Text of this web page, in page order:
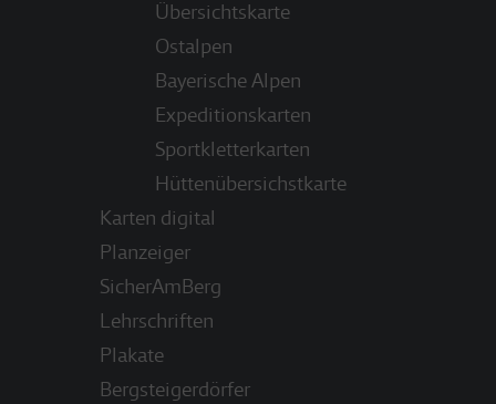
Übersichtskarte
Ostalpen
Bayerische Alpen
Expeditionskarten
Sportkletterkarten
Hüttenübersichstkarte
Karten digital
Planzeiger
SicherAmBerg
Lehrschriften
Plakate
Bergsteigerdörfer